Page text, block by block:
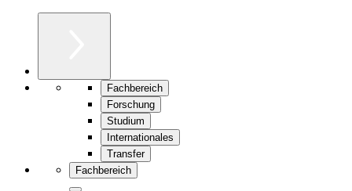
Fachbereich
Forschung
Studium
Internationales
Transfer
Fachbereich